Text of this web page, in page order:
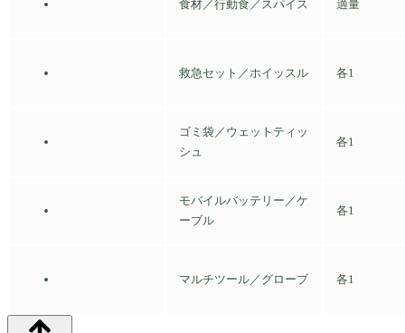
食材／行動食／スパイス 適量
救急セット／ホイッスル 各1
ゴミ袋／ウェットティッ
シュ
各1
モバイルバッテリー／ケ
ーブル
各1
マルチツール／グローブ 各1